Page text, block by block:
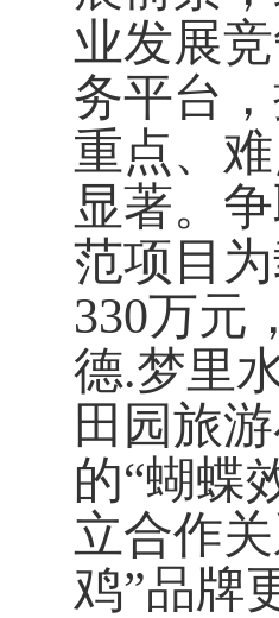
业发展
务平台
重点、
显著。
范项目
330万元
德.梦里
田园旅
的“蝴蝶
立合作
鸡”品牌